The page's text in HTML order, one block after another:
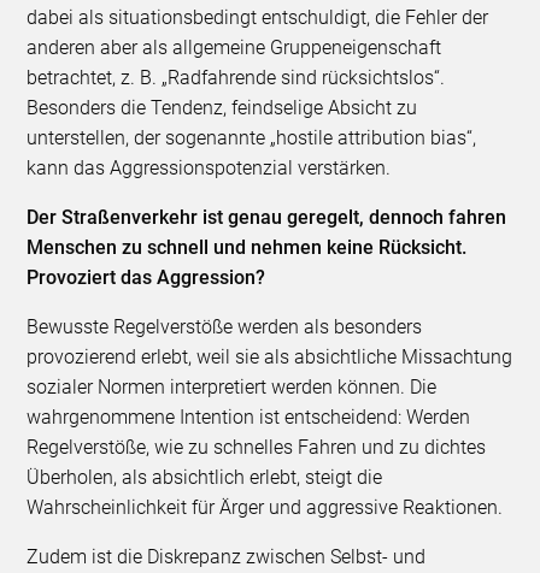
dabei als situationsbedingt entschuldigt, die Fehler der
anderen aber als allgemeine Gruppeneigenschaft
betrachtet, z. B. „Radfahrende sind rücksichtslos“.
Besonders die Tendenz, feindselige Absicht zu
unterstellen, der sogenannte „hostile attribution bias“,
kann das Aggressionspotenzial verstärken.
Der Straßenverkehr ist genau geregelt, dennoch fahren
Menschen zu schnell und nehmen keine Rücksicht.
Provoziert das Aggression?
Bewusste Regelverstöße werden als besonders
provozierend erlebt, weil sie als absichtliche Missachtung
sozialer Normen interpretiert werden können. Die
wahrgenommene Intention ist entscheidend: Werden
Regelverstöße, wie zu schnelles Fahren und zu dichtes
Überholen, als absichtlich erlebt, steigt die
Wahrscheinlichkeit für Ärger und aggressive Reaktionen.
Zudem ist die Diskrepanz zwischen Selbst- und